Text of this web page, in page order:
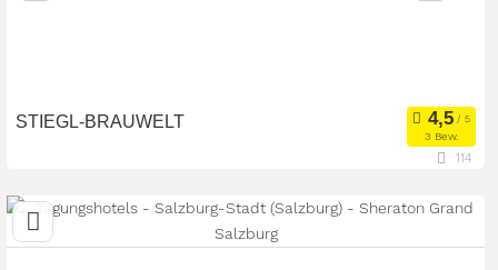
STIEGL-BRAUWELT
3 Bew.
Art der Location: Meetingroom
Eventlocation
114